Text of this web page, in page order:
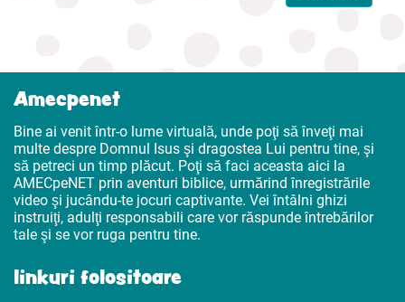
Amecpenet
Bine ai venit într-o lume virtuală, unde poţi să înveţi mai
multe despre Domnul Isus şi dragostea Lui pentru tine, şi
să petreci un timp plăcut. Poţi să faci aceasta aici la
AMECpeNET prin aventuri biblice, urmărind înregistrările
video şi jucându-te jocuri captivante. Vei întâlni ghizi
instruiţi, adulţi responsabili care vor răspunde întrebărilor
tale şi se vor ruga pentru tine.
linkuri folositoare